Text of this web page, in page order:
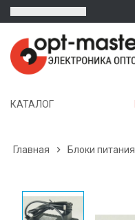
КАТАЛОГ
Главная  Блоки питания